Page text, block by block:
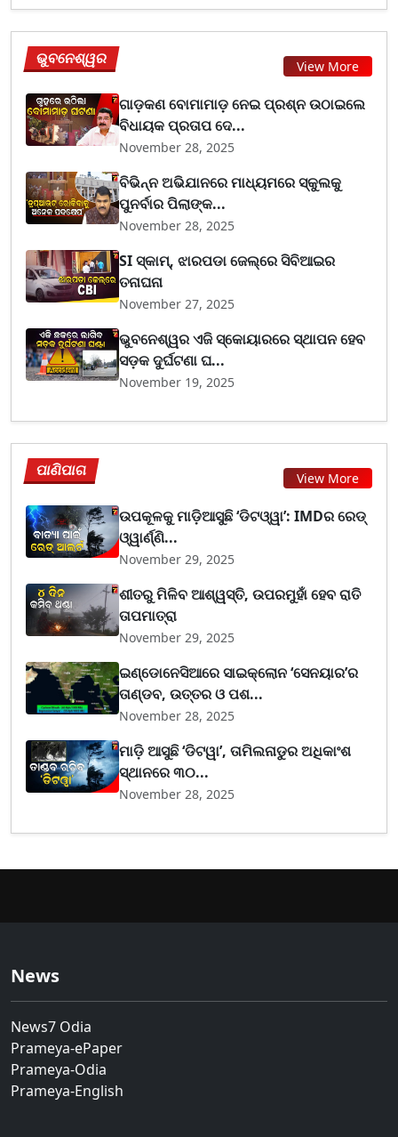
ଭୁବନେଶ୍ୱର View More
ଗାଡ଼କଣ ବୋମାମାଡ଼ ନେଇ ପ୍ରଶ୍ନ ଉଠାଇଲେ
ବିଧାୟକ ପ୍ରତାପ ଦେ...
November 28, 2025
ବିଭିନ୍ନ ଅଭିଯାନରେ ମାଧ୍ୟମରେ ସ୍କୁଲକୁ
ପୁନର୍ବାର ପିଲାଙ୍କ...
November 28, 2025
SI ସ୍କାମ୍, ଝାରପଡା ଜେଲ୍‌ରେ ସିବିଆଇର
ତନାଘନା
November 27, 2025
ଭୁବନେଶ୍ୱର ଏଜି ସ୍କୋୟାରରେ ସ୍ଥାପନ ହେବ
ସଡ଼କ ଦୁର୍ଘଟଣା ଘ...
November 19, 2025
ପାଣିପାଗ View More
ଉପକୂଳକୁ ମାଡ଼ିଆସୁଛି ‘ଡିଟଓ୍ୱା’: IMDର ରେଡ୍
ଓ୍ୱାର୍ଣ୍ଣି...
November 29, 2025
ଶୀତରୁ ମିଳିବ ଆଶ୍ୱସ୍ତି, ଉପରମୁହାଁ ହେବ ରାତି
ତାପମାତ୍ରା
November 29, 2025
ଇଣ୍ଡୋନେସିଆରେ ସାଇକ୍ଲୋନ ‘ସେନୟାର’ର
ତାଣ୍ଡବ, ଉତ୍ତର ଓ ପଶ...
November 28, 2025
ମାଡ଼ି ଆସୁଛି ‘ଡିଟୱା’, ତାମିଲନାଡୁର ଅଧିକାଂଶ
ସ୍ଥାନରେ ୩୦...
November 28, 2025
News
News7 Odia
Prameya-ePaper
Prameya-Odia
Prameya-English